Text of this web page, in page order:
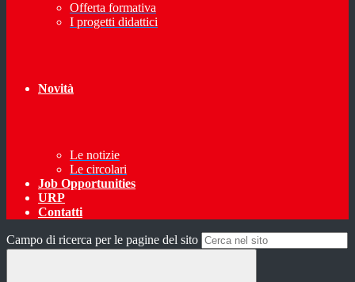
Offerta formativa
I progetti didattici
Novità
Le notizie
Le circolari
Job Opportunities
URP
Contatti
Campo di ricerca per le pagine del sito